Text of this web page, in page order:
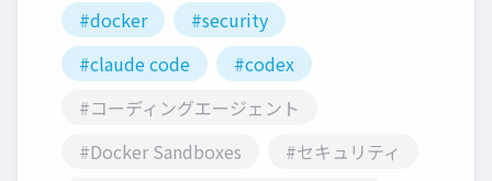
#docker
#security
#claude code
#codex
#コーディングエージェント
#Docker Sandboxes
#セキュリティ